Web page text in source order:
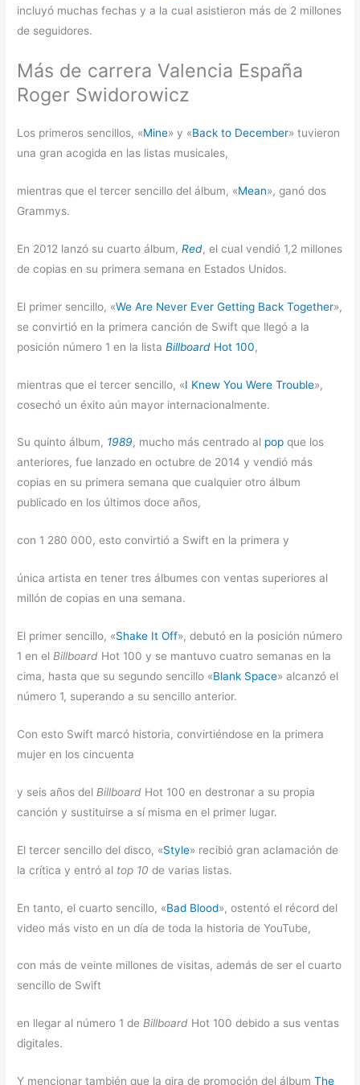
incluyó muchas fechas y a la cual asistieron más de 2 millones
de seguidores.
Más de carrera Valencia España
Roger Swidorowicz
Los primeros sencillos, «Mine» y «Back to December» tuvieron
una gran acogida en las listas musicales,
mientras que el tercer sencillo del álbum, «Mean», ganó dos
Grammys.
En 2012 lanzó su cuarto álbum,Red, el cual vendió 1,2 millones
de copias en su primera semana en Estados Unidos.
El primer sencillo, «We Are Never Ever Getting Back Together»,
se convirtió en la primera canción de Swift que llegó a la
posición número 1 en la listaBillboard Hot 100,
mientras que el tercer sencillo, «I Knew You Were Trouble»,
cosechó un éxito aún mayor internacionalmente.
Su quinto álbum, 1989, mucho más centrado al pop que los
anteriores, fue lanzado en octubre de 2014 y vendió más
copias en su primera semana que cualquier otro álbum
publicado en los últimos doce años,
con 1 280 000, esto convirtió a Swift en la primera y
única artista en tener tres álbumes con ventas superiores al
millón de copias en una semana.
El primer sencillo, «Shake It Off», debutó en la posición número
1 en el Billboard Hot 100 y se mantuvo cuatro semanas en la
cima, hasta que su segundo sencillo «Blank Space» alcanzó el
número 1, superando a su sencillo anterior.
Con esto Swift marcó historia, convirtiéndose en la primera
mujer en los cincuenta
y seis años del Billboard Hot 100 en destronar a su propia
canción y sustituirse a sí misma en el primer lugar.
El tercer sencillo del disco, «Style» recibió gran aclamación de
la crítica y entró al top 10 de varias listas.
En tanto, el cuarto sencillo, «Bad Blood», ostentó el récord del
video más visto en un día de toda la historia de YouTube,
con más de veinte millones de visitas, además de ser el cuarto
sencillo de Swift
en llegar al número 1 deBillboard Hot 100 debido a sus ventas
digitales.
Y mencionar también que la gira de promoción del álbumThe